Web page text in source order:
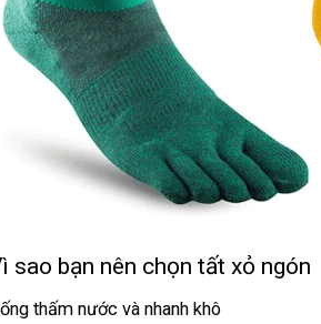
sao bạn nên chọn tất xỏ ngón
thấm nước và nhanh khô